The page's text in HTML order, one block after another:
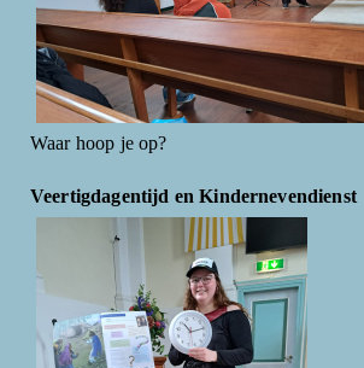
Waar hoop je op?
Veertigdagentijd en Kindernevendienst